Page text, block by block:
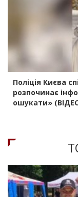
Поліція Києва
розпочинає
ошукати»